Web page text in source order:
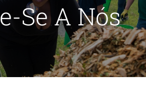
Se A Nós